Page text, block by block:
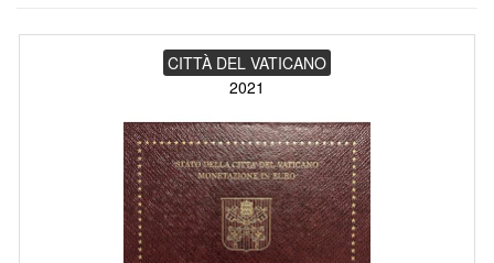
CITTÀ DEL VATICANO
2021